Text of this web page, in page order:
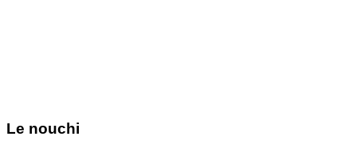
Le nouchi